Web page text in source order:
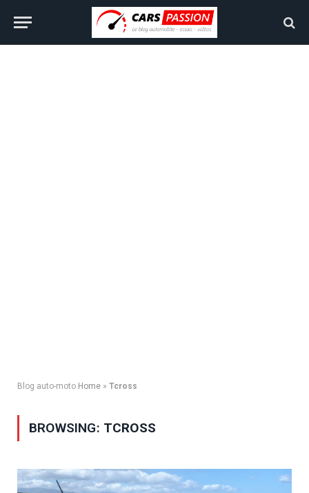
Blog auto-moto Home » Tcross
BROWSING: TCROSS